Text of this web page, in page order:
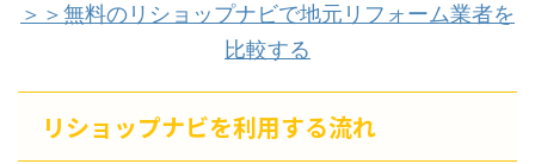
＞＞無料のリショップナビで地元リフォーム業者を
比較する
リショップナビを利用する流れ